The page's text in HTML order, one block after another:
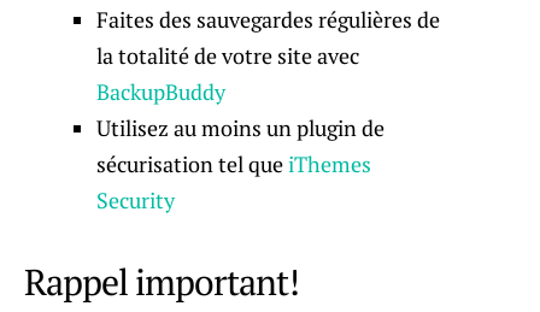
Faites des sauvegardes régulières de
la totalité de votre site avec
BackupBuddy
Utilisez au moins un plugin de
sécurisation tel queiThemes
Security
Rappel important!